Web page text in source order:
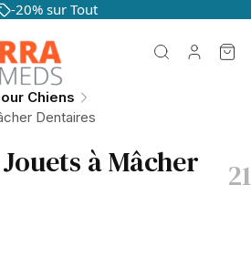
-20% sur Tout
Chiens
Dentaires
à Mâcher 21